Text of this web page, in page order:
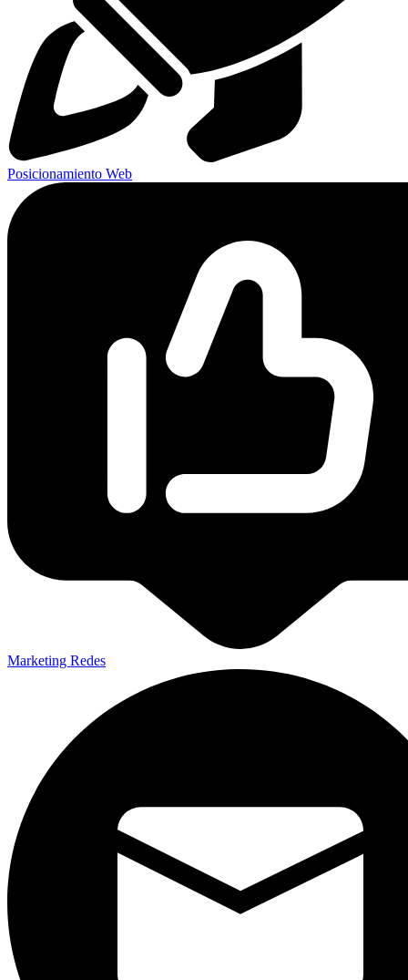
Posicionamiento Web
Marketing Redes